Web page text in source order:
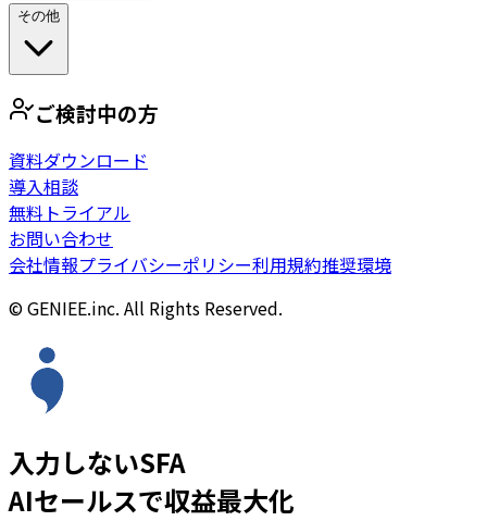
その他
ご検討中の方
資料ダウンロード
導入相談
無料トライアル
お問い合わせ
会社情報プライバシーポリシー利用規約推奨環境
© GENIEE.inc. All Rights Reserved.
入力しないSFA
AIセールスで収益最大化